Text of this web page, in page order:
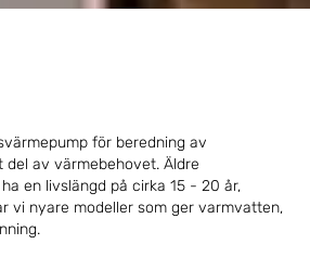
för beredning av
av värmebehovet. Äldre
en livslängd på cirka 15 - 20 år,
vi nyare modeller som ger varmvatten,